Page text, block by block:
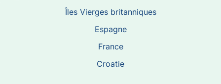
Îles Vierges britanniques
Espagne
France
Croatie